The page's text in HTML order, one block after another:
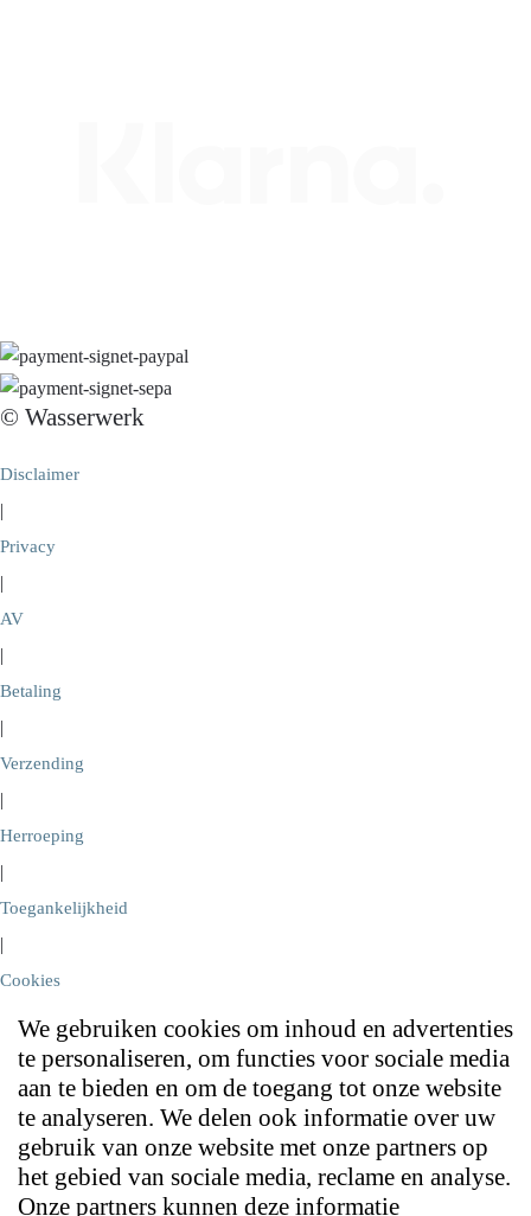
© Wasserwerk
Disclaimer
|
Privacy
|
AV
|
Betaling
|
Verzending
|
Herroeping
|
Toegankelijkheid
|
Cookies
We gebruiken cookies om inhoud en advertenties
te personaliseren, om functies voor sociale media
aan te bieden en om de toegang tot onze website
te analyseren. We delen ook informatie over uw
gebruik van onze website met onze partners op
het gebied van sociale media, reclame en analyse.
Onze partners kunnen deze informatie